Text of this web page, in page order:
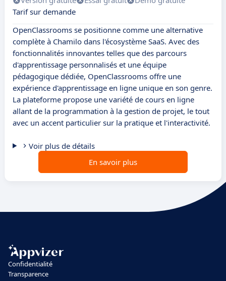
Tarif sur demande
OpenClassrooms se positionne comme une alternative
complète à Chamilo dans l'écosystème SaaS. Avec des
fonctionnalités innovantes telles que des parcours
d'apprentissage personnalisés et une équipe
pédagogique dédiée, OpenClassrooms offre une
expérience d'apprentissage en ligne unique en son genre.
La plateforme propose une variété de cours en ligne
allant de la programmation à la gestion de projet, le tout
avec un accent particulier sur la pratique et l'interactivité.
Voir plus de détails
En savoir plus
Confidentialité
Transparence